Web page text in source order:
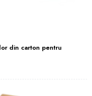
din carton pentru